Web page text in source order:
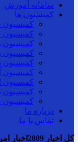
سامانه آموزش
کمیسیون ها
کمیسیون
کمیسیون
کمیسیون
کمیسیون
کمیسیون
کمیسیون
کمیسیون
کمیسیون
درباره ما
تماس با ما
کل اخبار اخبار